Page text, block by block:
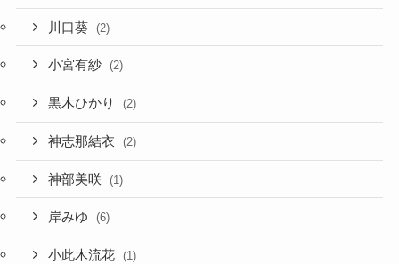
川口葵 (2)
小宮有紗 (2)
黒木ひかり (2)
神志那結衣 (2)
神部美咲 (1)
岸みゆ (6)
小此木流花 (1)